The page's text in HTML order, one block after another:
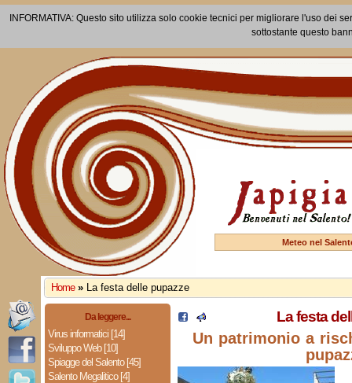
INFORMATIVA: Questo sito utilizza solo cookie tecnici per migliorare l'uso dei
sottostante questo
Meteo nel
Home » La festa delle pupazze
Da leggere...
Virus informatici [14]
Sviluppo Web [10]
Spiagge del Salento [45]
Salento Megalitico [4]
La festa
Un patrimonio a